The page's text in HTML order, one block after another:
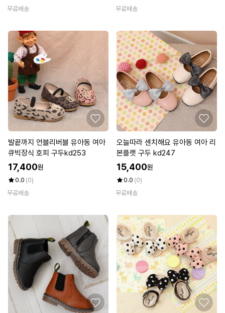
무료배송
무료배송
발끝까지 언블리버블 유아동 여아
큐빅장식 호피 구두kd253
17,400원
0.0 (0)
무료배송
오늘따라 센치해요 유아동 여아 리
본플랫 구두 kd247
15,400원
0.0 (0)
무료배송